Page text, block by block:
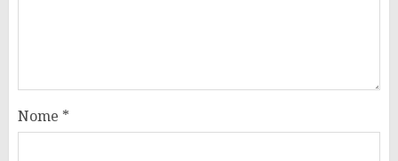
Nome *